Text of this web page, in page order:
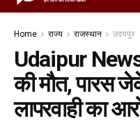
Home राज्य राजस्थान उदयपुर
Udaipur
की मौत, पारस
लापरवाही का